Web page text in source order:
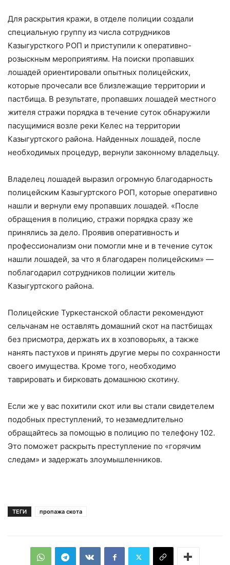
Для раскрытия кражи, в отделе полиции создали
специальную группу из числа сотрудников
Казыгурсткого РОП и приступили к оперативно-
розыскным мероприятиям. На поиски пропавших
лошадей ориентировали опытных полицейских,
которые прочесали все близлежащие территории и
пастбища. В результате, пропавших лошадей местного
жителя стражи порядка в течение суток обнаружили
пасущимися возле реки Келес на территории
Казыгуртского района. Найденных лошадей, после
необходимых процедур, вернули законному владельцу.
Владелец лошадей выразил огромную благодарность
полицейским Казыгуртского РОП, которые оперативно
нашли и вернули ему пропавших лошадей. «После
обращения в полицию, стражи порядка сразу же
принялись за дело. Проявив оперативность и
профессионализм они помогли мне и в течение суток
нашли лошадей, за что я благодарен полицейским» —
поблагодарил сотрудников полиции житель
Казыгуртского района.
Полицейские Туркестанской области рекомендуют
сельчанам не оставлять домашний скот на пастбищах
без присмотра, держать их в хозповорьях, а также
нанять пастухов и принять другие меры по сохранности
своего имущества. Кроме того, необходимо
таврировать и бирковать домашнюю скотину.
Если же у вас похитили скот или вы стали свидетелем
подобных преступлений, то незамедлительно
обращайтесь за помощью в полицию по телефону 102.
Это поможет раскрыть преступление по «горячим
следам» и задержать злоумышленников.
ТЕГИ пропажа скота